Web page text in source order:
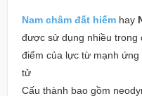
Nam châm đất hiếm hay
được sử dụng nhiều trong
điểm của lực từ mạnh
tử
Cấu thành bao gồm